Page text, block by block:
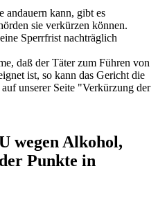
andauern kann, gibt es
sie verkürzen können.
Sperrfrist nachträglich
daß der Täter zum Führen von
ist, so kann das Gericht die
unserer Seite "Verkürzung der
wegen Alkohol,
Punkte in